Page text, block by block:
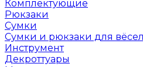
Комплектующие
Рюкзаки
Сумки
Сумки и рюкзаки для вёсел
Инструмент
Декроттуары